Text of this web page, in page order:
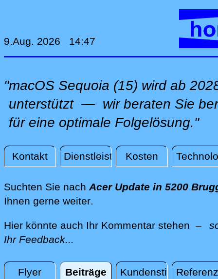
9.Aug. 2026 14:47
"macOS Sequoia (15) wird ab
unterstützt — wir beraten Sie
für eine optimale Folgelösung."
Kontakt DienstleistungenKosten
Aktuelles
Suchten Sie nach Acer Update in 5200
Ihnen gerne weiterdirekt vor Ort in Brugg,
.
Hier könnte auch Ihr Kommentar stehen –
Ihr Feedback...
Flyer Beiträge Kundenstimmen